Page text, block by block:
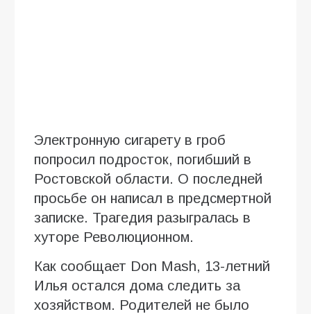
Электронную сигарету в гроб
попросил подросток, погибший в
Ростовской области. О последней
просьбе он написал в предсмертной
записке. Трагедия разыгралась в
хуторе Революционном.
Как сообщает Don Mash, 13-летний
Илья остался дома следить за
хозяйством. Родителей не было